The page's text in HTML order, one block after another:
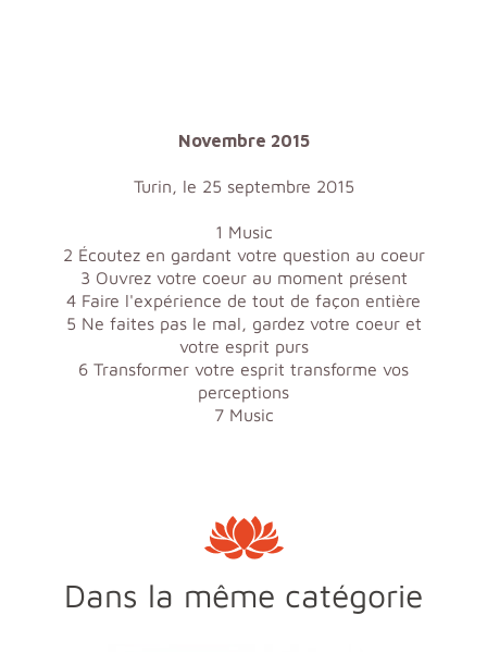
Novembre 2015
Turin, le 25 septembre 2015
1 Music
2 Écoutez en gardant votre question au coeur
3 Ouvrez votre coeur au moment présent
4 Faire l'expérience de tout de façon entière
5 Ne faites pas le mal, gardez votre coeur et
votre esprit purs
6 Transformer votre esprit transforme vos
perceptions
7 Music
Dans la même catégorie